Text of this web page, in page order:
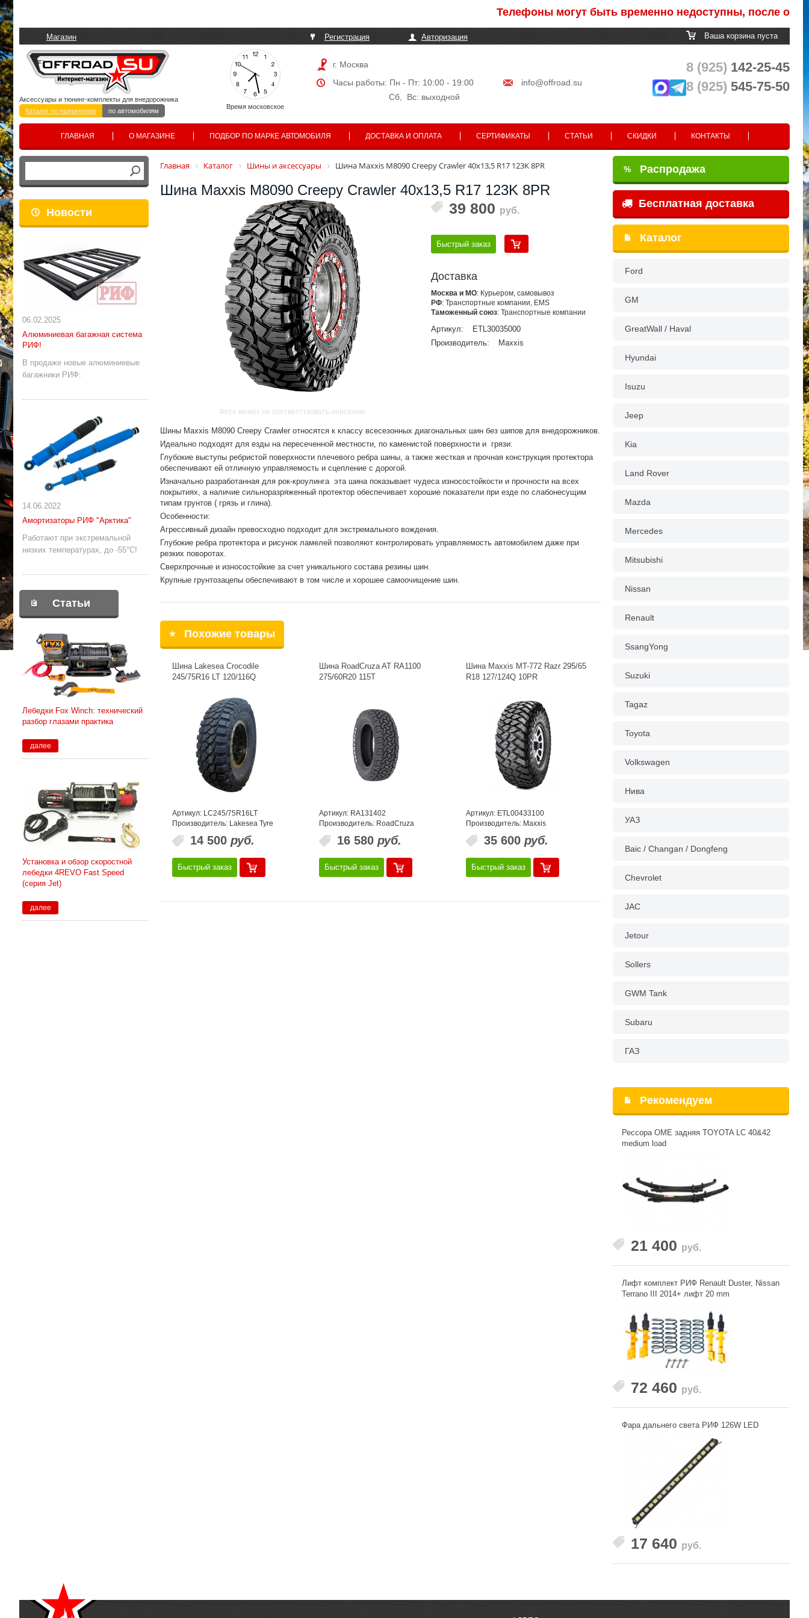
Телефоны могут быть временно недоступны, после
Магазин Регистрация Авторизация Ваша корзина пуста
Время московское
Аксессуары и тюнинг-комплекты для внедорожника
Каталог по назначению
по автомобилям
г. Москва
Часы работы: Пн - Пт: 10:00 - 19:00
info@offroad.su
Сб, Вс: выходной
8 (925) 142-25-45
8 (925) 545-75-50
ГЛАВНАЯ О МАГАЗИНЕ ПОДБОР ПО МАРКЕ АВТОМОБИЛЯ ДОСТАВКА И ОПЛАТА СЕРТИФИКАТЫ СТАТЬИ СКИДКИ КОНТАКТЫ
Новости
06.02.2025
Алюминиевая багажная система
РИФ!
В продаже новые алюминиевые
багажники РИФ:
14.06.2022
Амортизаторы РИФ "Арктика"
Работают при экстремальной
низких температурах, до -55°С!
Статьи
Лебедки Fox Winch: технический
разбор глазами практика
далее
Установка и обзор скоростной
лебедки 4REVO Fast Speed
(серия Jet)
далее
Главная Каталог Шины и аксессуары Шина Maxxis M8090 Creepy Crawler 40x13,5 R17 123K 8PR
Шина Maxxis M8090 Creepy Crawler 40x13,5 R17 123K 8PR
Фото может не соответствовать описанию
39 800 руб.
Быстрый заказ
Доставка
Москва и МО: Курьером, самовывоз
РФ: Транспортные компании, EMS
Таможенный союз: Транспортные компании
Артикул:
ETL30035000
Производитель:
Maxxis
Шины Maxxis M8090 Creepy Crawler относятся к классу всесезонных диагональных шин без шипов для внедорожников.
Идеально подходят для езды на пересеченной местности, по каменистой поверхности и грязи.
Глубокие выступы ребристой поверхности плечевого ребра шины, а также жесткая и прочная конструкция протектора
обеспечивают ей отличную управляемость и сцепление с дорогой.
Изначально разработанная для рок-кроулинга эта шина показывает чудеса износостойкости и прочности на всех
покрытиях, а наличие сильноразряженный протектор обеспечивает хорошие показатели при езде по слабонесущим
типам грунтов ( грязь и глина).
Особенности:
Агрессивный дизайн превосходно подходит для экстремального вождения.
Глубокие ребра протектора и рисунок ламелей позволяют контролировать управляемость автомобилем даже при
резких поворотах.
Сверхпрочные и износостойкие за счет уникального состава резины шин.
Крупные грунтозацепы обеспечивают в том числе и хорошее самоочищение шин.
Похожие товары
Шина Lakesea Crocodile
245/75R16 LT 120/116Q
Артикул: LC245/75R16LT
Производитель: Lakesea Tyre
14 500 руб.
Быстрый заказ
Шина RoadCruza AT RA1100
275/60R20 115T
Артикул: RA131402
Производитель: RoadCruza
16 580 руб.
Быстрый заказ
Шина Maxxis MT-772 Razr 295/65
R18 127/124Q 10PR
Артикул: ETL00433100
Производитель: Maxxis
35 600 руб.
Быстрый заказ
% Распродажа
Бесплатная доставка
Каталог
Ford
GM
GreatWall / Haval
Hyundai
Isuzu
Jeep
Kia
Land Rover
Mazda
Mercedes
Mitsubishi
Nissan
Renault
SsangYong
Suzuki
Tagaz
Toyota
Volkswagen
Нива
УАЗ
Baic / Changan / Dongfeng
Chevrolet
JAC
Jetour
Sollers
GWM Tank
Subaru
ГАЗ
Рекомендуем
Рессора OME задняя TOYOTA LC 40&42
medium load
21 400 руб.
Лифт комплект РИФ Renault Duster, Nissan
Terrano III 2014+ лифт 20 mm
72 460 руб.
Фара дальнего света РИФ 126W LED
17 640 руб.